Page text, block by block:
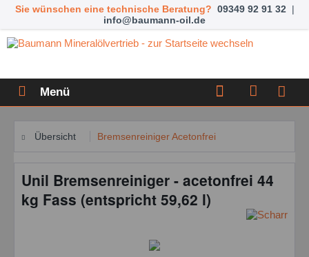
Sie wünschen eine technische Beratung? 09349 92 91 32 |
info@baumann-oil.de
Menü
Übersicht Bremsenreiniger Acetonfrei
Unil Bremsenreiniger - acetonfrei 44
kg Fass (entspricht 59,62 l)